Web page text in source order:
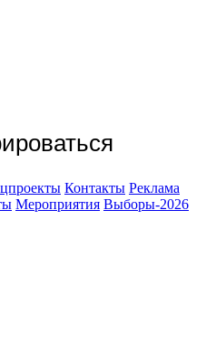
Контакты Реклама
Мероприятия Выборы-2026